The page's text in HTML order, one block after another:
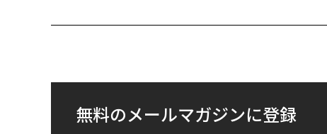
無料のメールマガジンに登録